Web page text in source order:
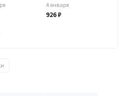
4 января
926 ₽